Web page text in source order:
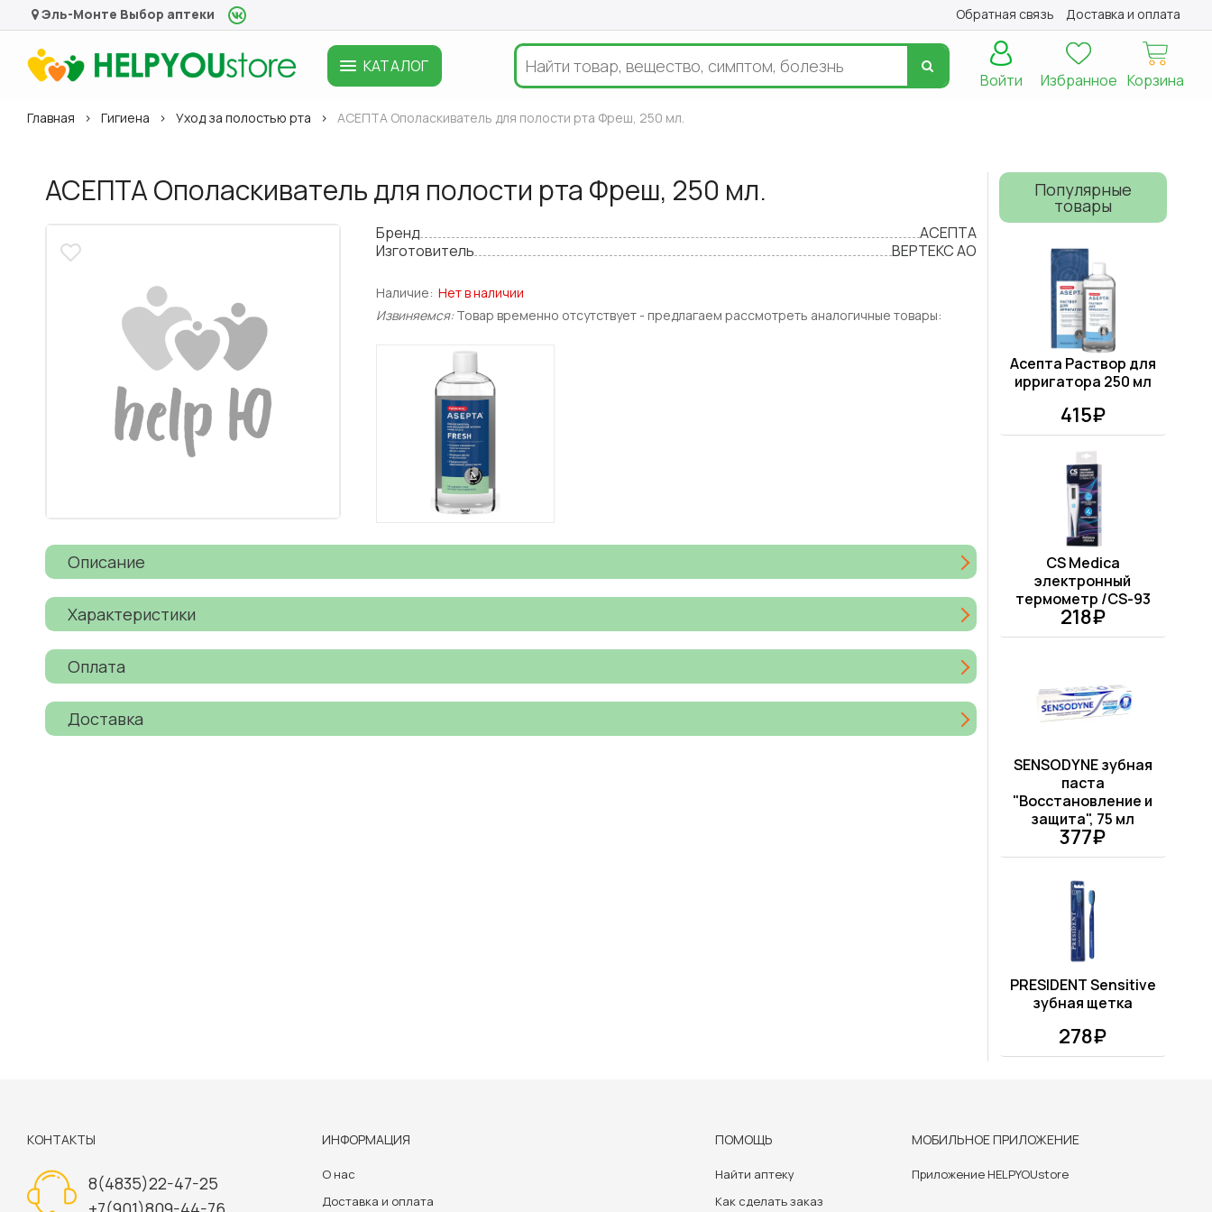
Эль-Монте Выбор аптеки Обратная связь Доставка и оплата
КАТАЛОГ
Корзина
Избранное
Войти
Главная Гигиена Уход за полостью рта АСЕПТА Ополаскиватель для полости рта Фреш, 250 мл.
АСЕПТА Ополаскиватель для полости рта Фреш, 250 мл.
Бренд
АСЕПТА
Изготовитель
ВЕРТЕКС АО
Наличие: Нет в наличии
Извиняемся: Товар временно отсутствует - предлагаем рассмотреть аналогичные товары:
Описание
Характеристики
Оплата
Доставка
Популярные
товары
Асепта Раствор для
ирригатора 250 мл
415₽
CS Medica
электронный
термометр /CS-93
218₽
SENSODYNE зубная
паста
"Восстановление и
защита", 75 мл
377₽
PRESIDENT Sensitive
зубная щетка
278₽
КОНТАКТЫ
8(4835)22-47-25
ИНФОРМАЦИЯ
О нас
Доставка и оплата
ПОМОЩЬ
Найти аптеку
Как сделать заказ
МОБИЛЬНОЕ ПРИЛОЖЕНИЕ
Приложение HELPYOUstore